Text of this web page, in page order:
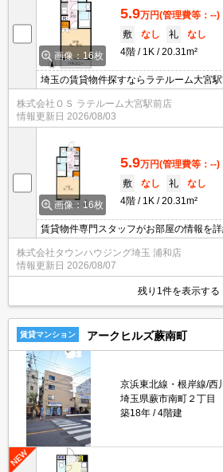
画像：16枚
5.9万円(管理費等：--)
敷
なし 礼
なし
4階
1K 20.31m²
埼玉の賃貸物件探すならラテルーム大宮駅
件多数ございます！ 【入居審査不安な方
ット決済可】ご相談ください！！ ※仲介
のお客様・当物件を契約に限る』
株式会社ＯＳ ラテルーム大宮駅前店
情報更新日 2026/08/03
画像：16枚
5.9万円(管理費等：--)
敷
なし 礼
なし
4階
1K 20.31m²
賃貸物件専門スタッフがお部屋の情報を詳
お問合わせはタウンハウジング浦和店まで
株式会社タウンハウジング埼玉 浦和店
情報更新日 2026/08/07
残り1件を表示する
賃貸マンション アークヒルズ蕨南町
京浜東北線・根岸線/西
埼玉県蕨市南町２丁目
築18年
4階建